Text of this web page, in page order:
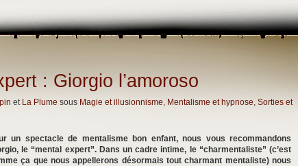
: Giorgio l’amoroso
et La Plume sous Magie et illusionnisme, Mentalisme et hypnose, Sorties et
un spectacle de mentalisme bon enfant, nous vous recommandons
le “mental expert”. Dans un cadre intime, le “charmentaliste” (c’est
ça que nous appellerons désormais tout charmant mentaliste) nous